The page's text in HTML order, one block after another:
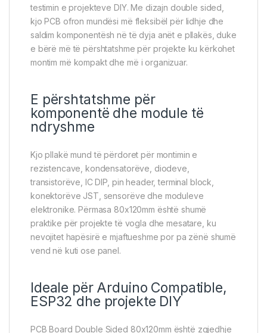
testimin e projekteve DIY. Me dizajn double sided,
kjo PCB ofron mundësi më fleksibël për lidhje dhe
saldim komponentësh në të dyja anët e pllakës, duke
e bërë më të përshtatshme për projekte ku kërkohet
montim më kompakt dhe më i organizuar.
E përshtatshme për
komponentë dhe module të
ndryshme
Kjo pllakë mund të përdoret për montimin e
rezistencave, kondensatorëve, diodeve,
transistorëve, IC DIP, pin header, terminal block,
konektorëve JST, sensorëve dhe moduleve
elektronike. Përmasa 80x120mm është shumë
praktike për projekte të vogla dhe mesatare, ku
nevojitet hapësirë e mjaftueshme por pa zënë shumë
vend në kuti ose panel.
Ideale për Arduino Compatible,
ESP32 dhe projekte DIY
PCB Board Double Sided 80x120mm është zgjedhje